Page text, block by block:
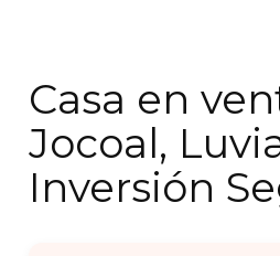
Casa en
Jocoal,
Inversión